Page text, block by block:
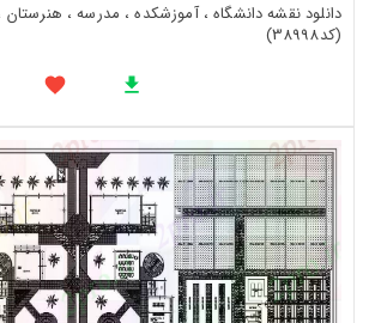
دانلود نقشه دانشگاه ، آموزشکده ، مدرسه ، هنرستان
(کد38998)